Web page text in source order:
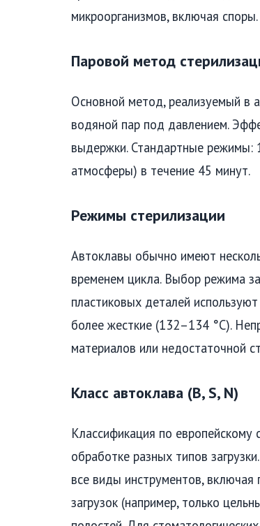
микроорганизмов, включая споры.
Паровой метод
Основной метод, реализуемый в
водяной пар под давлением.
выдержки. Стандартные режимы:
атмосферы) в течение 45 минут.
Режимы стерилизации
Автоклавы обычно имеют
временем цикла. Выбор режима
пластиковых деталей
более жесткие (132–134 °C).
материалов или недостаточной
Класс автоклава (B, S, N)
Классификация по
обработке разных типов
все виды инструментов,
загрузок (например, только